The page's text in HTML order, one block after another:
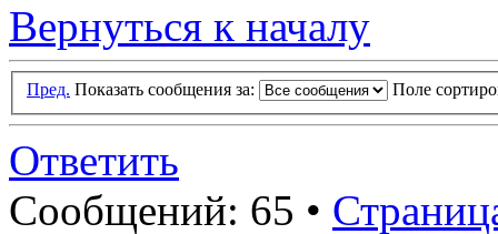
Вернуться к началу
Пред. Показать сообщения за: Поле
Ответить
Сообщений: 65 •